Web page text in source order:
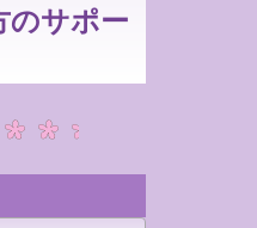
のサポー